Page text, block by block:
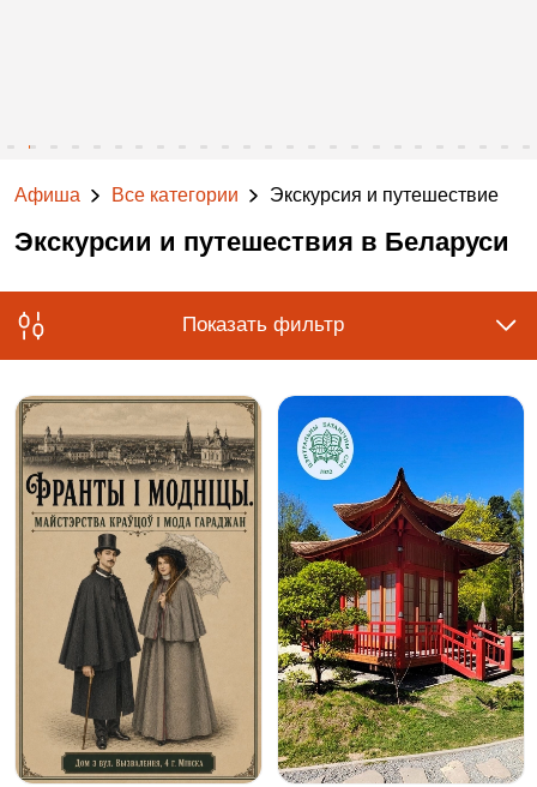
Афиша Все категории Экскурсия и путешествие
Экскурсии и путешествия в Беларуси
Показать фильтр